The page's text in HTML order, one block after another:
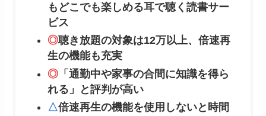
もどこでも楽しめる耳で聴く読書サー
ビス
◎聴き放題の対象は12万以上、倍速再
生の機能も充実
◎ 「通勤中や家事の合間に知識を得ら
れる」と評判が高い
△倍速再生の機能を使用しないと時間